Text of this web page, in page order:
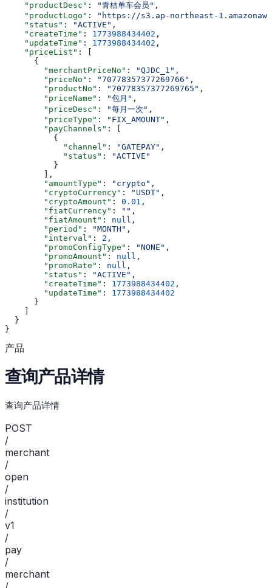
    "productDesc"
: "青桔单车会员" ,
    "productLogo"
:
"https://s3.ap-northeast-
    "status"
: "ACTIVE" ,
    "createTime"
: 1773988434402 ,
    "updateTime"
: 1773988434402 ,
    "priceList"
: [
      {
        "merchantPriceNo"
: "QJDC_1" ,
        "priceNo"
: "70778357377269766" ,
        "productNo"
: "70778357377269765" ,
        "priceName"
: "包月" ,
        "priceDesc"
: "每月一次" ,
        "priceType"
: "FIX_AMOUNT" ,
        "payChannels"
: [
          {
            "channel"
: "GATEPAY" ,
            "status"
:
"ACTIVE"
          }
        ],
        "amountType"
: "crypto" ,
        "cryptoCurrency"
: "USDT" ,
        "cryptoAmount"
: 0.01 ,
        "fiatCurrency"
: "" ,
        "fiatAmount"
: null ,
        "period"
: "MONTH" ,
        "interval"
: 2 ,
        "promoConfigType"
: "NONE" ,
        "promoAmount"
: null ,
        "promoRate"
: null ,
        "status"
: "ACTIVE" ,
        "createTime"
: 1773988434402 ,
        "updateTime"
: 1773988434402
      }
  }
}
产品
查询产品详情
查询产品详情
POST
/
merchant
/
open
/
institution
/
v1
/
pay
/
merchant